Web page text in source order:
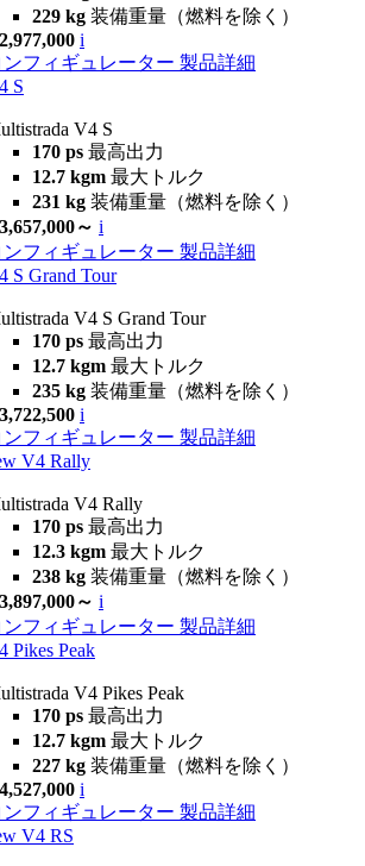
229 kg 装備重量（燃料を除く）
i
ンフィギュレーター 製品詳細
S
V4 S
170 ps 最高出力
12.7 kgm 最大トルク
231 kg 装備重量（燃料を除く）
～ i
ンフィギュレーター 製品詳細
S Grand Tour
V4 S Grand Tour
170 ps 最高出力
12.7 kgm 最大トルク
235 kg 装備重量（燃料を除く）
i
ンフィギュレーター 製品詳細
V4 Rally
V4 Rally
170 ps 最高出力
12.3 kgm 最大トルク
238 kg 装備重量（燃料を除く）
～ i
ンフィギュレーター 製品詳細
Pikes Peak
V4 Pikes Peak
170 ps 最高出力
12.7 kgm 最大トルク
227 kg 装備重量（燃料を除く）
i
ンフィギュレーター 製品詳細
V4 RS